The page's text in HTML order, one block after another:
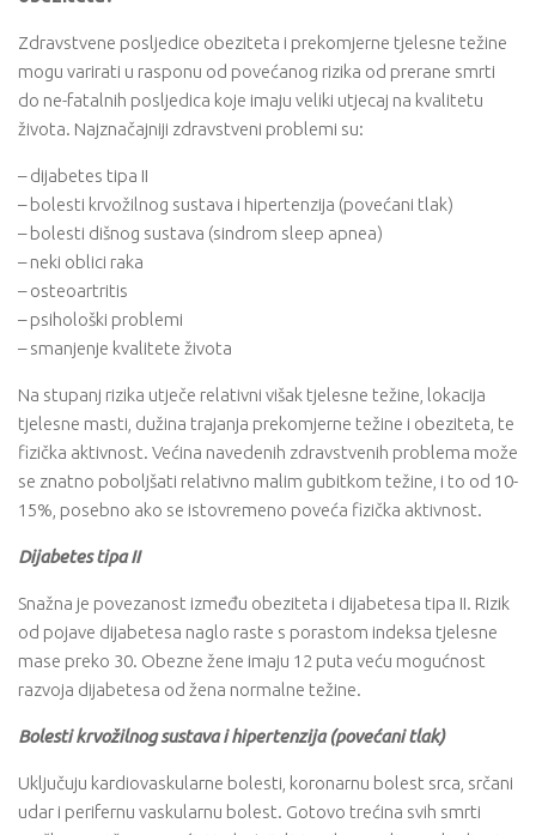
Zdravstvene posljedice obeziteta i prekomjerne tjelesne težine
mogu varirati u rasponu od povećanog rizika od prerane smrti
do ne-fatalnih posljedica koje imaju veliki utjecaj na kvalitetu
života. Najznačajniji zdravstveni problemi su:
– dijabetes tipa II
– bolesti krvožilnog sustava i hipertenzija (povećani tlak)
– bolesti dišnog sustava (sindrom sleep apnea)
– neki oblici raka
– osteoartritis
– psihološki problemi
– smanjenje kvalitete života
Na stupanj rizika utječe relativni višak tjelesne težine, lokacija
tjelesne masti, dužina trajanja prekomjerne težine i obeziteta, te
fizička aktivnost. Većina navedenih zdravstvenih problema može
se znatno poboljšati relativno malim gubitkom težine, i to od 10-
15%, posebno ako se istovremeno poveća fizička aktivnost.
Dijabetes tipa II
Snažna je povezanost između obeziteta i dijabetesa tipa II. Rizik
od pojave dijabetesa naglo raste s porastom indeksa tjelesne
mase preko 30. Obezne žene imaju 12 puta veću mogućnost
razvoja dijabetesa od žena normalne težine.
Bolesti krvožilnog sustava i hipertenzija (povećani tlak)
Uključuju kardiovaskularne bolesti, koronarnu bolest srca, srčani
udar i perifernu vaskularnu bolest. Gotovo trećina svih smrti